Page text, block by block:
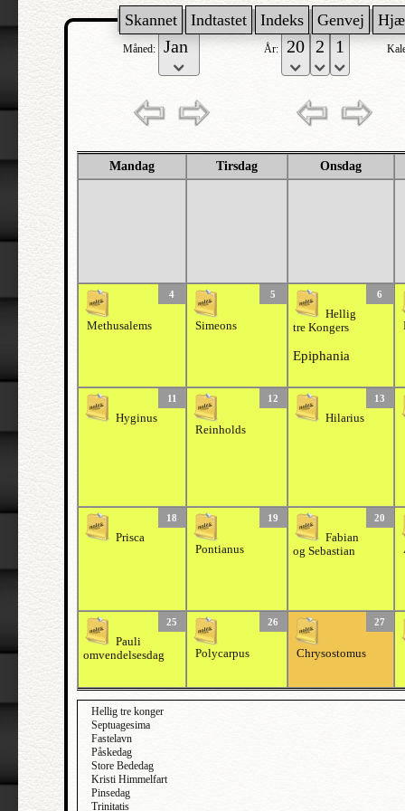
Skannet Indtastet Indeks Genvej
Måned: År:
Mandag Tirsdag Onsdag
4
Methusalems
5
Simeons
6
Hellig
tre Kongers
Epiphania
11
Hyginus
12
Reinholds
13
Hilarius
18
Prisca
19
Pontianus
20
Fabian
og Sebastian
25
Pauli
omvendelsesdag
26
Polycarpus
27
Chrysostomus
Hellig tre konger
Septuagesima
Fastelavn
Påskedag
Store Bededag
Kristi Himmelfart
Pinsedag
Trinitatis